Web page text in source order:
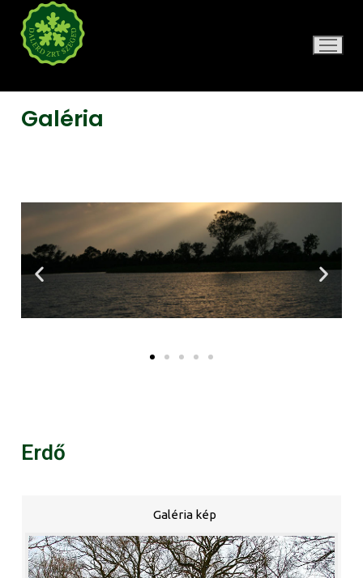
Galéria
Erdő
Galéria kép